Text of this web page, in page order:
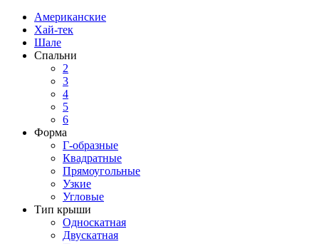
Американские
Хай-тек
Шале
Спальни
2
3
4
5
6
Форма
Г-образные
Квадратные
Прямоугольные
Узкие
Угловые
Тип крыши
Односкатная
Двускатная